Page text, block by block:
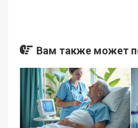
Вам также может